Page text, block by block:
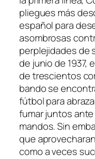
pliegues más
español para
asombrosas
perplejidades de
de junio de 1937,
de trescientos
bando se
fútbol para
fumar juntos
mandos. Sin
que
como a veces